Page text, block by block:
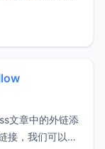
Highlight
文章中的外链添
接，我们可以手